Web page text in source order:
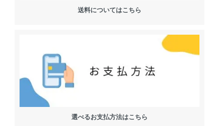
送料についてはこちら
選べるお支払方法はこちら